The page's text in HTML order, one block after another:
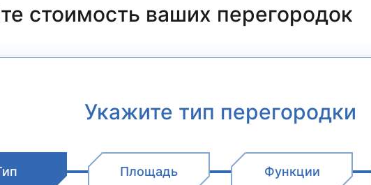
стоимость ваших перегородок
Укажите тип перегородки
Площадь Функции